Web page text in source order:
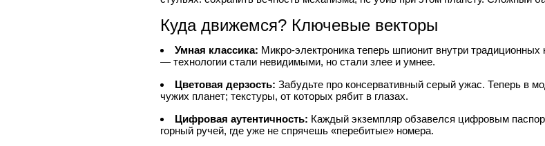
Куда движемся? Ключевые векторы
Умная классика: Микро-электроника теперь шпионит внутри традиционных
— технологии стали невидимыми, но стали злее и умнее.
Цветовая дерзость: Забудьте про консервативный серый ужас. Теперь в
чужих планет; текстуры, от которых рябит в глазах.
Цифровая аутентичность: Каждый экземпляр обзавелся цифровым
горный ручей, где уже не спрячешь «перебитые» номера.